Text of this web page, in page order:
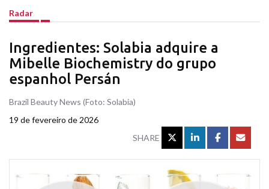
Radar
Ingredientes: Solabia adquire a
Mibelle Biochemistry do grupo
espanhol Persán
Brazil Beauty News (Foto: Solabia)
19 de fevereiro de 2026
SHARE